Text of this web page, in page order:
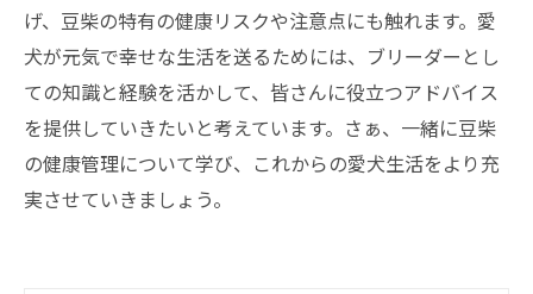
げ、豆柴の特有の健康リスクや注意点にも触れます。愛
犬が元気で幸せな生活を送るためには、ブリーダーとし
ての知識と経験を活かして、皆さんに役立つアドバイス
を提供していきたいと考えています。さぁ、一緒に豆柴
の健康管理について学び、これからの愛犬生活をより充
実させていきましょう。